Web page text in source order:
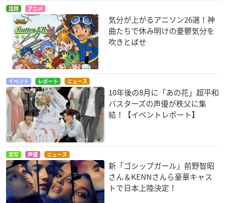
パンチライン
秩父ラブラ
ミカグラ学園組曲
にゃみりん
を求めるのは間違っ
ているだろうか
エイナ・チュール
やはり俺の青春ラブ
アブソリュート・デ
話題 アニメ
気分が上がるアニソン26選！神
曲たちで休み明けの憂鬱気分を
吹きとばせ
イベント レポート ニュース
10年後の8月に「あの花」超平和
バスターズの声優が秩父に集
結！【イベントレポート】
実写 声優 ニュース
新「ゴシップガール」前野智昭
さん＆KENNさんら豪華キャス
トで日本上陸決定！